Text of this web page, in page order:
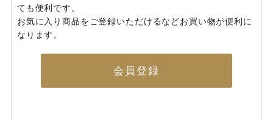
ても便利です。
お気に入り商品をご登録いただけるなどお買い物が便利に
なります。
会員登録